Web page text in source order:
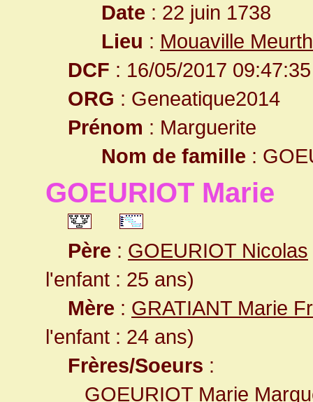
Date : 22 juin 1738
Lieu : Mouaville
DCF : 16/05/2017 09:47:35
ORG : Geneatique2014
Prénom : Marguerite
Nom de famille :
GOEURIOT Marie
Père : GOEURIOT Nicolas
l'enfant : 25 ans)
Mère : GRATIANT Marie
l'enfant : 24 ans)
Frères/Soeurs :
GOEURIOT Marie